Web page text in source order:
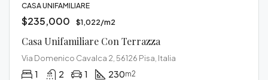
CASA UNIFAMILIARE
$235,000 $1,022/m2
Casa Unifamiliare Con Terrazza
Via Domenico Cavalca 2, 56126 Pisa, Italia
1 2 1 230m2